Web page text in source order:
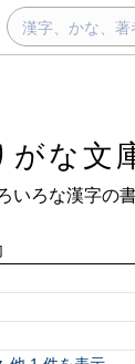
がな文
いろな漢字の